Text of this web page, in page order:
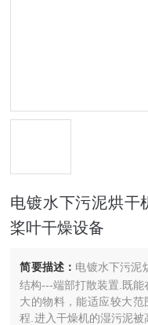
电镀水下污泥烘干
桨叶干燥设备
简要描述： 电镀水下污泥
结构---端部打散装置.既
大的物料，能适应较大
程.进入干燥机的湿污泥